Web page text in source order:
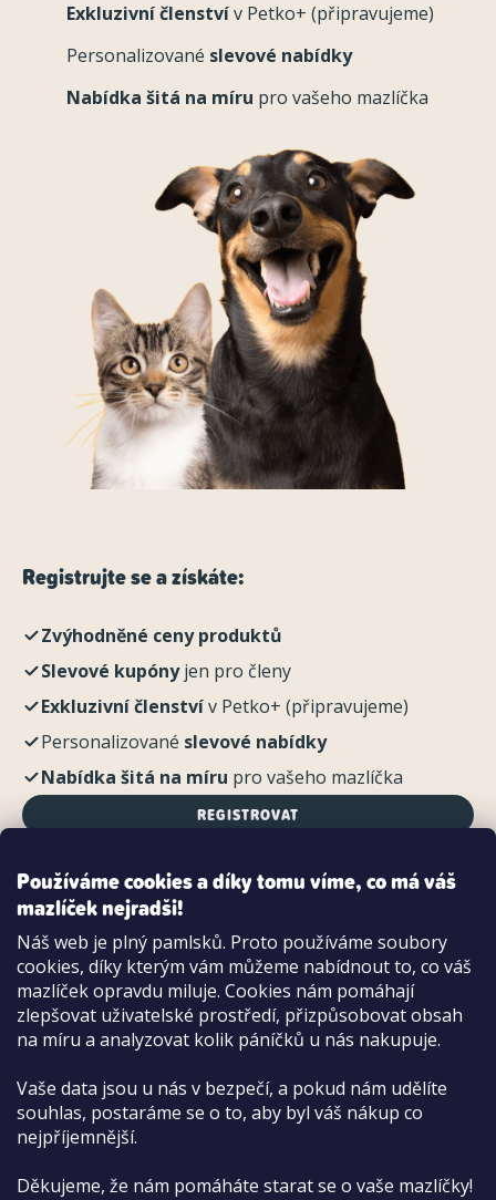
Používáme cookies a díky tomu víme, co má váš
mazlíček nejradši!
Náš web je plný pamlsků. Proto používáme soubory
cookies, díky kterým vám můžeme nabídnout to, co váš
mazlíček opravdu miluje. Cookies nám pomáhají
zlepšovat uživatelské prostředí, přizpůsobovat obsah
na míru a analyzovat kolik páníčků u nás nakupuje.
Vaše data jsou u nás v bezpečí, a pokud nám udělíte
souhlas, postaráme se o to, aby byl váš nákup co
nejpříjemnější.
Děkujeme, že nám pomáháte starat se o vaše mazlíčky!
Exkluzivní členstvív Petko+ (připravujeme)
Personalizované slevové nabídky
Nabídka šitá na míru pro vašeho mazlíčka
Registrujte se a získáte:
Zvýhodněné ceny produktů
Slevové kupónyjen pro členy
Exkluzivní členstvív Petko+ (připravujeme)
Personalizované slevové nabídky
Nabídka šitá na míru pro vašeho mazlíčka
REGISTROVAT
Možnosti platby:
Dobírkou
Hotově i kartou na pobočce